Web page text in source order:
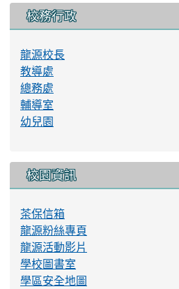
校務行政
龍源校長
教導處
總務處
輔導室
幼兒園
校園資訊
茶保信箱
龍源粉絲專頁
龍源活動影片
學校圖書室
學區安全地圖